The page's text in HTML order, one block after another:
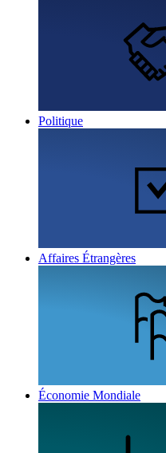
Politique
Affaires Étrangères
Économie Mondiale